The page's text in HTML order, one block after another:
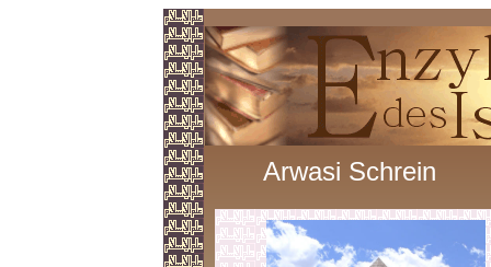
Arwasi Schrein